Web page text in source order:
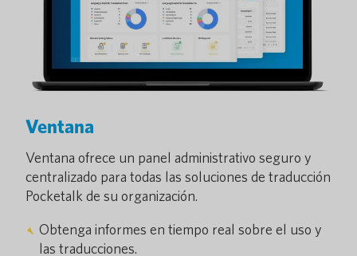
Ventana
Ventana ofrece un panel administrativo seguro y
centralizado para todas las soluciones de traducción
Pocketalk de su organización.
Obtenga informes en tiempo real sobre el uso y
las traducciones.